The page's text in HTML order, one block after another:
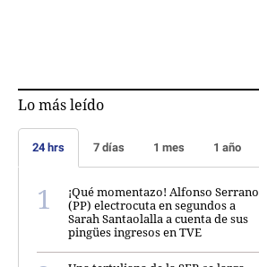
Lo más leído
24 hrs 7 días 1 mes 1 año
¡Qué momentazo! Alfonso Serrano
(PP) electrocuta en segundos a
Sarah Santaolalla a cuenta de sus
pingües ingresos en TVE